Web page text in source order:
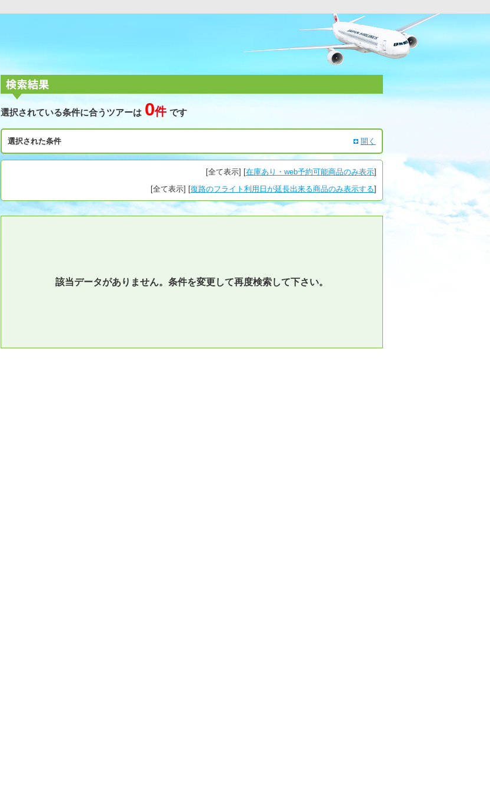
選択されている条件に合うツアーは 0件 です
選択された条件 開く
[全て表示] [在庫あり・web予約可能商品のみ表示]
[全て表示] [復路のフライト利用日が延長出来る商品のみ表示する]
該当データがありません。条件を変更して再度検索して下さい。